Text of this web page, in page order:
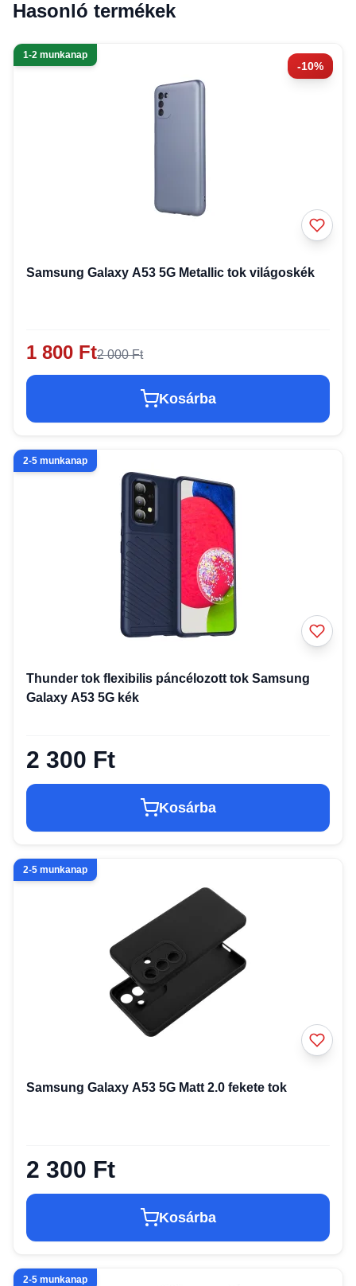
Hasonló termékek
-10%
1-2 munkanap
Samsung Galaxy A53 5G Metallic tok világoskék
1 800 Ft2 000 Ft
Kosárba
2-5 munkanap
Thunder tok flexibilis páncélozott tok Samsung
Galaxy A53 5G kék
2 300 Ft
Kosárba
2-5 munkanap
Samsung Galaxy A53 5G Matt 2.0 fekete tok
2 300 Ft
Kosárba
2-5 munkanap